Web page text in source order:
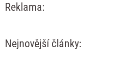
Reklama:
Nejnovější články: